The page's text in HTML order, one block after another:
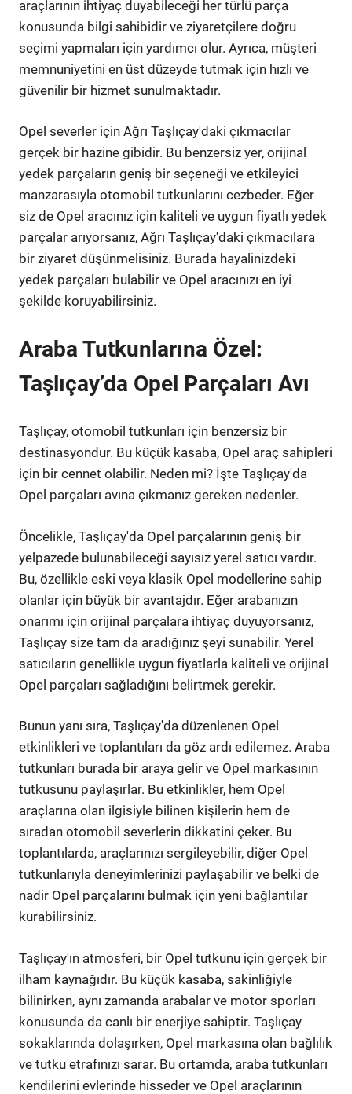
araçlarının ihtiyaç duyabileceği her türlü parça
konusunda bilgi sahibidir ve ziyaretçilere doğru
seçimi yapmaları için yardımcı olur. Ayrıca, müşteri
memnuniyetini en üst düzeyde tutmak için hızlı ve
güvenilir bir hizmet sunulmaktadır.
Opel severler için Ağrı Taşlıçay'daki çıkmacılar
gerçek bir hazine gibidir. Bu benzersiz yer, orijinal
yedek parçaların geniş bir seçeneği ve etkileyici
manzarasıyla otomobil tutkunlarını cezbeder. Eğer
siz de Opel aracınız için kaliteli ve uygun fiyatlı yedek
parçalar arıyorsanız, Ağrı Taşlıçay'daki çıkmacılara
bir ziyaret düşünmelisiniz. Burada hayalinizdeki
yedek parçaları bulabilir ve Opel aracınızı en iyi
şekilde koruyabilirsiniz.
Araba Tutkunlarına Özel:
Taşlıçay’da Opel Parçaları Avı
Taşlıçay, otomobil tutkunları için benzersiz bir
destinasyondur. Bu küçük kasaba, Opel araç sahipleri
için bir cennet olabilir. Neden mi? İşte Taşlıçay'da
Opel parçaları avına çıkmanız gereken nedenler.
Öncelikle, Taşlıçay'da Opel parçalarının geniş bir
yelpazede bulunabileceği sayısız yerel satıcı vardır.
Bu, özellikle eski veya klasik Opel modellerine sahip
olanlar için büyük bir avantajdır. Eğer arabanızın
onarımı için orijinal parçalara ihtiyaç duyuyorsanız,
Taşlıçay size tam da aradığınız şeyi sunabilir. Yerel
satıcıların genellikle uygun fiyatlarla kaliteli ve orijinal
Opel parçaları sağladığını belirtmek gerekir.
Bunun yanı sıra, Taşlıçay'da düzenlenen Opel
etkinlikleri ve toplantıları da göz ardı edilemez. Araba
tutkunları burada bir araya gelir ve Opel markasının
tutkusunu paylaşırlar. Bu etkinlikler, hem Opel
araçlarına olan ilgisiyle bilinen kişilerin hem de
sıradan otomobil severlerin dikkatini çeker. Bu
toplantılarda, araçlarınızı sergileyebilir, diğer Opel
tutkunlarıyla deneyimlerinizi paylaşabilir ve belki de
nadir Opel parçalarını bulmak için yeni bağlantılar
kurabilirsiniz.
Taşlıçay'ın atmosferi, bir Opel tutkunu için gerçek bir
ilham kaynağıdır. Bu küçük kasaba, sakinliğiyle
bilinirken, aynı zamanda arabalar ve motor sporları
konusunda da canlı bir enerjiye sahiptir. Taşlıçay
sokaklarında dolaşırken, Opel markasına olan bağlılık
ve tutku etrafınızı sarar. Bu ortamda, araba tutkunları
kendilerini evlerinde hisseder ve Opel araçlarının